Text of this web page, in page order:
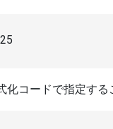
化コードで指定する